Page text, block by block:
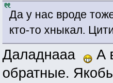
Да у нас вроде
кто-то хныкал.
Даладнааа
А
обратные.